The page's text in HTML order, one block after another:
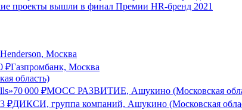
проекты вышли в финал Премии HR-бренд 2021
Henderson, Москва
₽Газпромбанк, Москва
область)
70 000 ₽МОСС РАЗВИТИЕ, Ашукино (Московская
₽ДИКСИ, группа компаний, Ашукино (Московская